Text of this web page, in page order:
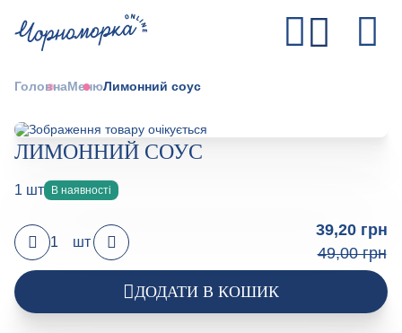
ГоловнаМенюЛимонний соус
ЛИМОННИЙ СОУС
1 шт В наявності
39,20 грн
49,00 грн
шт
ДОДАТИ В КОШИК